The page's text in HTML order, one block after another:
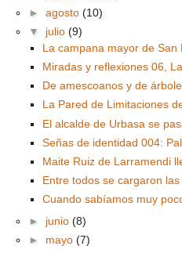
► agosto (10)
▼ julio (9)
La campana mayor de
Miradas y reflexiones 06,
De amescoanos y de
La Pared de Limitaciones
El alcalde de Urbasa se
Señas de identidad 004:
Maite Ruiz de Larramendi
Entre todos se cargaron
Cuando sabíamos muy
► junio (8)
► mayo (7)